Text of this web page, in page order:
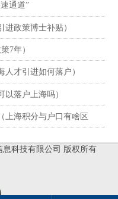
通道”
进政策博士补贴）
7年）
才引进如何落户）
以落户上海吗）
上海积分与户口有啥区
息科技有限公司 版权所有